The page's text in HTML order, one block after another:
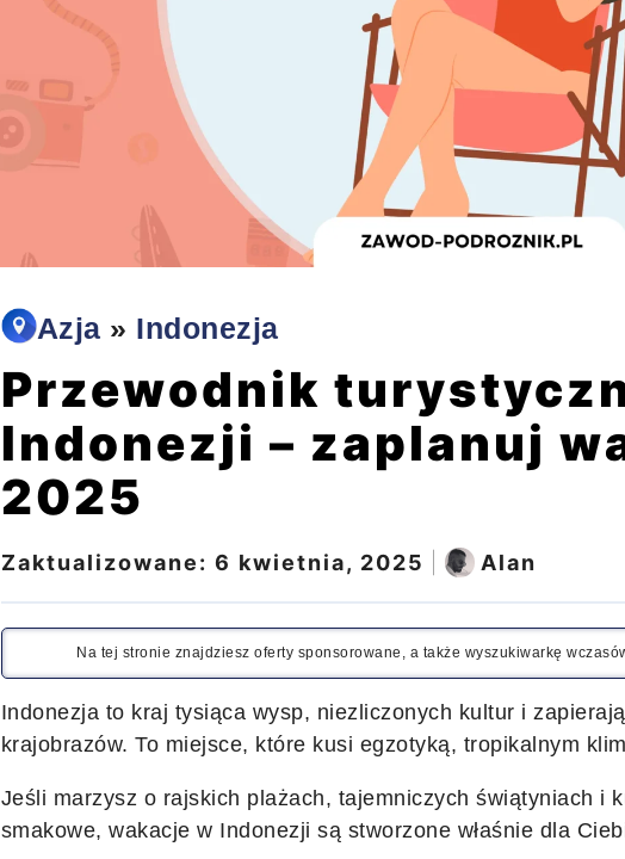
Azja » Indonezja
Przewodnik
Indonezji – zaplanuj
2025
Zaktualizowane: 6 kwietnia, 2025 Alan
Na tej stronie znajdziesz oferty sponsorowane, a także wyszukiwarkę
Indonezja to kraj tysiąca wysp, niezliczonych kultur i
krajobrazów. To miejsce, które kusi egzotyką, tropikalnym
Jeśli marzysz o rajskich plażach, tajemniczych świątyniach i
smakowe, wakacje w Indonezji są stworzone właśnie dla